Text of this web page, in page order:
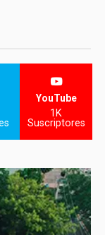
YouTube
1K
Suscriptores